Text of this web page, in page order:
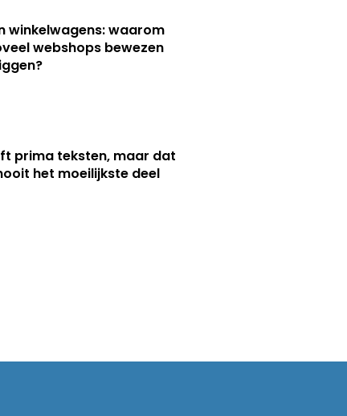
winkelwagens: waarom
webshops bewezen
prima teksten, maar dat
het moeilijkste deel